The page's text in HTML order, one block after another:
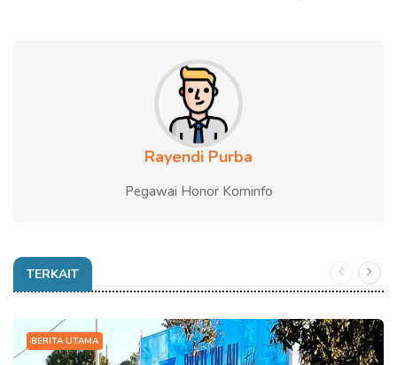
Rayendi Purba
Pegawai Honor Kominfo
TERKAIT
BERITA UTAMA